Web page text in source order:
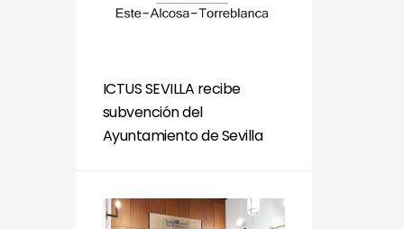
ICTUS SEVILLA recibe
subvención del
Ayuntamiento de Sevilla